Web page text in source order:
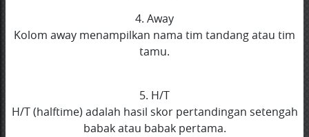
4. Away
Kolom away menampilkan nama tim tandang atau tim
tamu.
5. H/T
H/T (halftime) adalah hasil skor pertandingan setengah
babak atau babak pertama.